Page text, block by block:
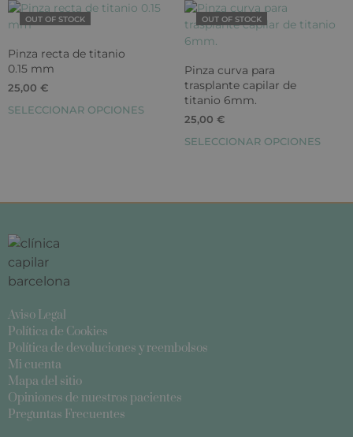
OUT OF STOCK
Pinza recta de titanio
0.15 mm
25,00 €
SELECCIONAR OPCIONES
OUT OF STOCK
Pinza curva para
trasplante capilar de
titanio 6mm.
25,00 €
SELECCIONAR OPCIONES
Aviso Legal
Política de Cookies
Política de devoluciones y reembolsos
Mi cuenta
Mapa del sitio
Opiniones de nuestros pacientes
Preguntas Frecuentes